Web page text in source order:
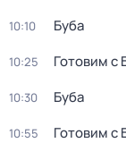
10:10 Буба
10:25 Готовим с
10:30 Буба
10:55 Готовим с